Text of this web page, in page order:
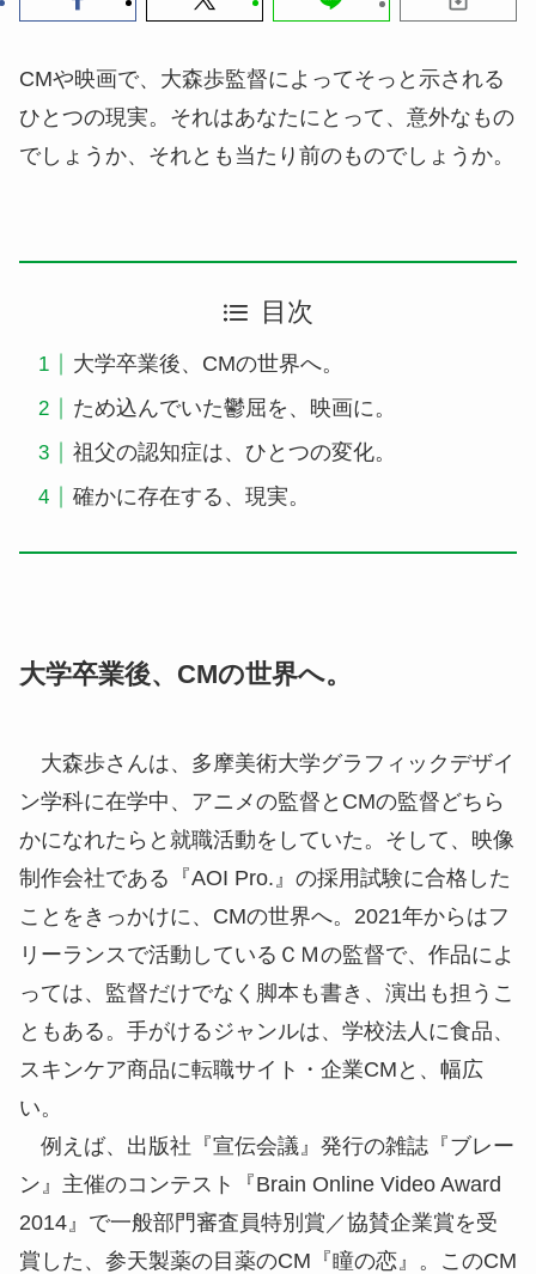
CMや映画で、大森歩監督によってそっと示される
ひとつの現実。それはあなたにとって、意外なもの
でしょうか、それとも当たり前のものでしょうか。
目次
大学卒業後、CMの世界へ。
ため込んでいた鬱屈を、映画に。
祖父の認知症は、ひとつの変化。
確かに存在する、現実。
大学卒業後、CMの世界へ。
大森歩さんは、多摩美術大学グラフィックデザイ
ン学科に在学中、アニメの監督とCMの監督どちら
かになれたらと就職活動をしていた。そして、映像
制作会社である『AOI Pro.』の採用試験に合格した
ことをきっかけに、CMの世界へ。2021年からはフ
リーランスで活動しているＣＭの監督で、作品によ
っては、監督だけでなく脚本も書き、演出も担うこ
ともある。手がけるジャンルは、学校法人に食品、
スキンケア商品に転職サイト・企業CMと、幅広
い。
例えば、出版社『宣伝会議』発行の雑誌『ブレー
ン』主催のコンテスト『Brain Online Video Award
2014』で一般部門審査員特別賞／協賛企業賞を受
賞した、参天製薬の目薬のCM『瞳の恋』。このCM